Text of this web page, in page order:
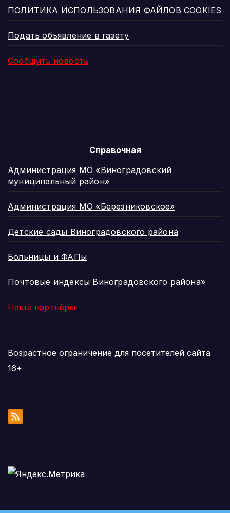
ПОЛИТИКА ИСПОЛЬЗОВАНИЯ ФАЙЛОВ COOKIES
Подать объявление в газету
Сообщить новость
Справочная
Администрация МО «Виноградовский
муниципальный район»
Администрация МО «Березниковское»
Детские сады Виноградовского района
Больницы и ФАПы
Почтовые индексы Виноградовского района»
Наши партнёры
Возрастное ограничение для посетителей сайта
16+